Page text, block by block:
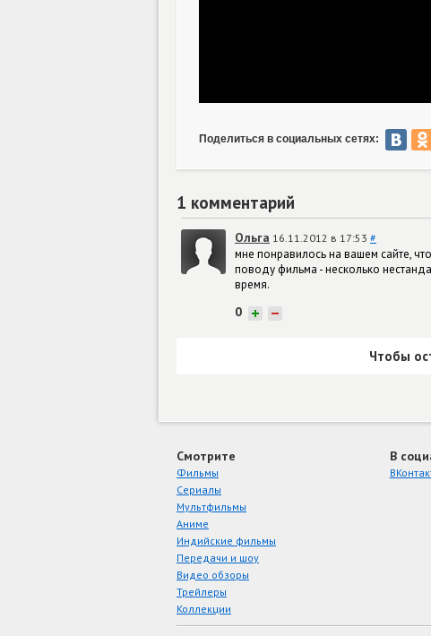
Поделиться в социальных сетях:
1 комментарий
Ольга 16.11.2012 в 17:53 #
мне понравилось на вашем сайте,
поводу фильма - несколько
время.
0 + −
Чтобы
Смотрите
Фильмы
Сериалы
Мультфильмы
Аниме
Индийские фильмы
Передачи и шоу
Видео обзоры
Трейлеры
Коллекции
В